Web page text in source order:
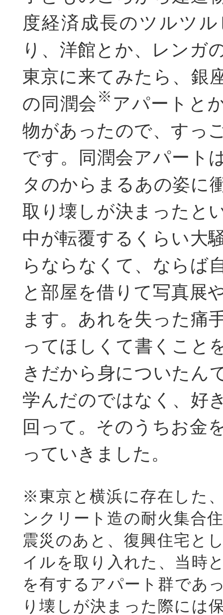
度経済成長のツルツ
り、洋館とか、レンガ
東京に来てみたら、銀
の同潤会 ※ アパートと
物があったので、すっ
です。同潤会アパート
タのからまるあの姿に
取り壊しが決まったと
中が転覆するくらい大
らならなくて、ならば
と部屋を借りて写真展
ます。あれを失った痛
ってほしくて書くこと
きだから身についたん
学んだのではなく、好
回って。そのうちお金
っていきました。
※東京と横浜に存在した
ンクリート造の耐火集合
震災のあと、復興住宅と
イルを取り入れた、当時
を有するアパート群であ
り壊しが決まった際には